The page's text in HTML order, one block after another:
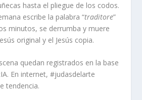
hasta el pliegue de los codos.
escribe la palabra “traditore”
minutos, se derrumba y muere
original y el Jesús copia.
quedan registrados en la base
En internet, #judasdelarte
tendencia.